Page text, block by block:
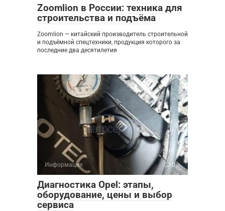
Zoomlion в России: техника для
строительства и подъёма
Zoomlion — китайский производитель строительной
и подъёмной спецтехники, продукция которого за
последние два десятилетия
Информация 0
Диагностика Opel: этапы,
оборудование, цены и выбор
сервиса